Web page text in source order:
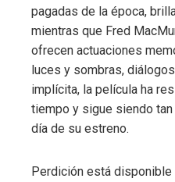
pagadas de la época,
mientras que Fred
ofrecen actuaciones
luces y sombras,
implícita, la película ha
tiempo y sigue siendo
día de su estreno.
Perdición está disponible